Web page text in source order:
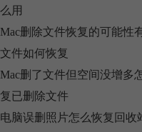
么用
Mac删除文件恢复的可能性
文件如何恢复
Mac删了文件但空间没增多
复已删除文件
电脑误删照片怎么恢复回收